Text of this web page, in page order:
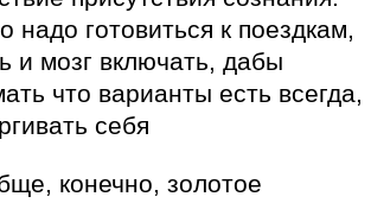
надо готовиться к поездкам,
и мозг включать, дабы
что варианты есть всегда,
себя
конечно, золотое